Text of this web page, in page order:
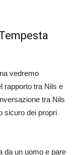
vedremo
rapporto tra Nils e
tra Nils
sicuro dei propri
da un uomo e pare